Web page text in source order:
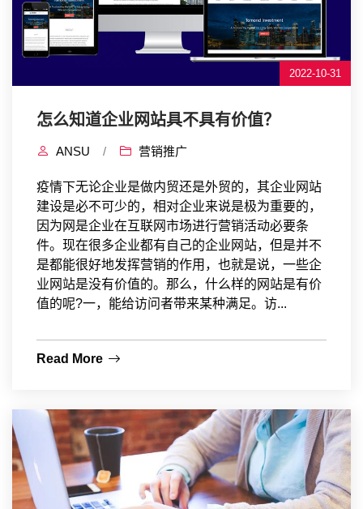
2022-10-31
怎么知道企业网站具不具有价值？
ANSU / 营销推广
疫情下无论企业是做内贸还是外贸的，其企业网站
建设是必不可少的，相对企业来说是极为重要的，
因为网是企业在互联网市场进行营销活动必要条
件。现在很多企业都有自己的企业网站，但是并不
是都能很好地发挥营销的作用，也就是说，一些企
业网站是没有价值的。那么，什么样的网站是有价
值的呢?一，能给访问者带来某种满足。访...
Read More